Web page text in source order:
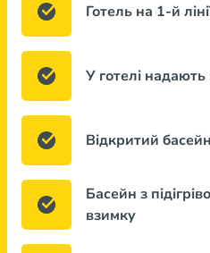
Готель на 1-й
У готелі
Відкритий
Басейн з
взимку